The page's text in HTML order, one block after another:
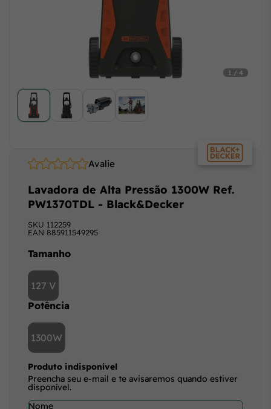
1 / 4
Avalie
SKU 112259
EAN 885911549295
Lavadora de Alta Pressão 1300W Ref.
PW1370TDL - Black&Decker
Tamanho
127 V
Potência
1300W
Produto indisponível
Preencha seu e-mail e te avisaremos quando estiver
disponível.